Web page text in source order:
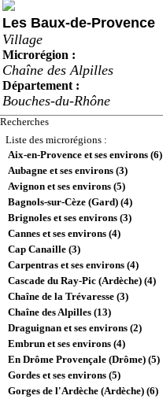
Les Baux-de-Provence
Village
Microrégion :
Chaîne des Alpilles
Département :
Bouches-du-Rhône
Recherches
Liste des microrégions :
Aix-en-Provence et ses environs (6)
Aubagne et ses environs (3)
Avignon et ses environs (5)
Bagnols-sur-Cèze (Gard) (4)
Brignoles et ses environs (3)
Cannes et ses environs (4)
Cap Canaille (3)
Carpentras et ses environs (4)
Cascade du Ray-Pic (Ardèche) (4)
Chaîne de la Trévaresse (3)
Chaîne des Alpilles (13)
Draguignan et ses environs (2)
Embrun et ses environs (4)
En Drôme Provençale (Drôme) (5)
Gordes et ses environs (5)
Gorges de l'Ardèche (Ardèche) (6)